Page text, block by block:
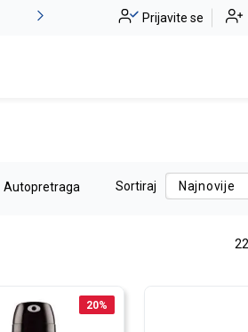
Novo u ponudi
Prijavite se
Autopretraga Sortiraj
22
20%